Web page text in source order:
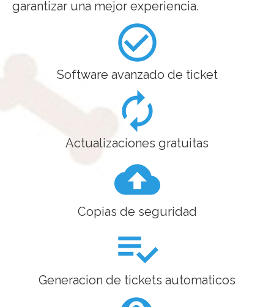
garantizar una mejor experiencia.
check_circle_outline
Software avanzado de ticket
autorenew
Actualizaciones gratuitas
cloud_upload
Copias de seguridad
playlist_add_check
Generacion de tickets automaticos